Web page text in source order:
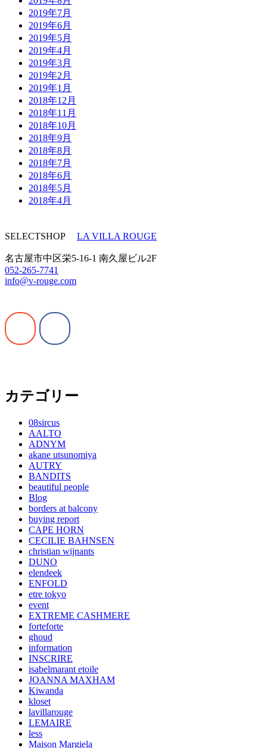
2019年7月
2019年6月
2019年5月
2019年4月
2019年3月
2019年2月
2019年1月
2018年12月
2018年11月
2018年10月
2018年9月
2018年8月
2018年7月
2018年6月
2018年5月
2018年4月
SELECTSHOP LA VILLA ROUGE
名古屋市中区栄5-16-1 南久屋ビル2F
052-265-7741
info@v-rouge.com
カテゴリー
08sircus
AALTO
ADNYM
akane utsunomiya
AUTRY
BANDITS
beautiful people
Blog
borders at balcony
buying report
CAPE HORN
CECILIE BAHNSEN
christian wijnants
DUNO
elendeek
ENFOLD
etre tokyo
event
EXTREME CASHMERE
forteforte
ghoud
information
INSCRIRE
isabelmarant etoile
JOANNA MAXHAM
Kiwanda
kloset
lavillarouge
LEMAIRE
less
Maison Margiela